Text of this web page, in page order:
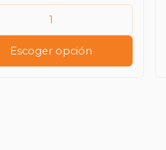
Escoger opción